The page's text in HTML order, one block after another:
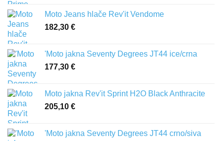
Moto Jeans hlače Rev'it Vendome
182,30 €
'Moto jakna Seventy Degrees JT44 ice/crna
177,30 €
Moto jakna Rev'it Sprint H2O Black Anthracite
205,10 €
'Moto jakna Seventy Degrees JT44 crno/siva